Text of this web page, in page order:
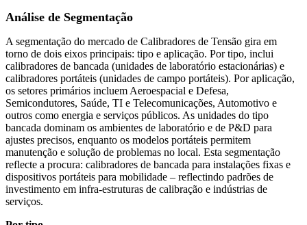
Análise de Segmentação
A segmentação do mercado de Calibradores de Tensão gira em
torno de dois eixos principais: tipo e aplicação. Por tipo, inclui
calibradores de bancada (unidades de laboratório estacionárias) e
calibradores portáteis (unidades de campo portáteis). Por aplicação,
os setores primários incluem Aeroespacial e Defesa,
Semicondutores, Saúde, TI e Telecomunicações, Automotivo e
outros como energia e serviços públicos. As unidades do tipo
bancada dominam os ambientes de laboratório e de P&D para
ajustes precisos, enquanto os modelos portáteis permitem
manutenção e solução de problemas no local. Esta segmentação
reflecte a procura: calibradores de bancada para instalações fixas e
dispositivos portáteis para mobilidade – reflectindo padrões de
investimento em infra-estruturas de calibração e indústrias de
serviços.